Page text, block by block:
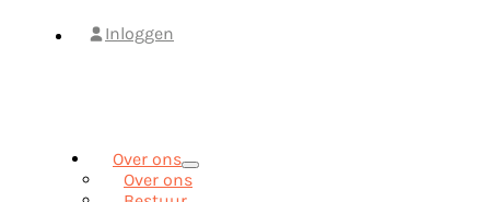
Inloggen
Over ons
Over ons